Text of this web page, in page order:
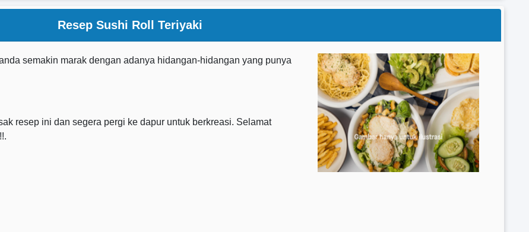
Resep Sushi Roll Teriyaki
semakin marak dengan adanya hidangan-hidangan yang punya
resep ini dan segera pergi ke dapur untuk berkreasi. Selamat